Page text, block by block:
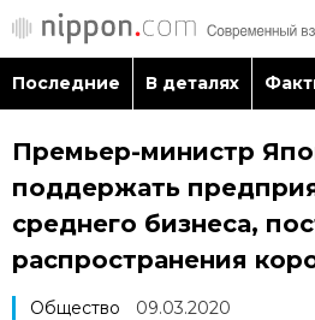
Последние
В деталях
Последние В деталях
Премьер-министр
поддержать
среднего бизнеса,
распространения
Общество 09.03.2020